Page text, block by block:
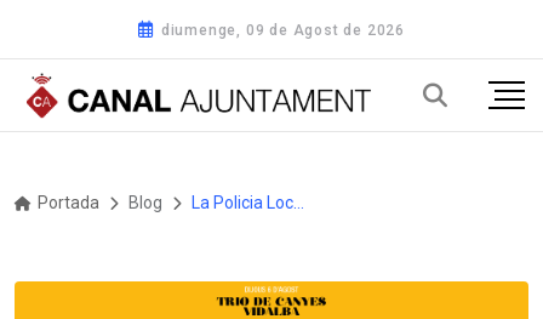
diumenge, 09 de Agost de 2026
Portada Blog